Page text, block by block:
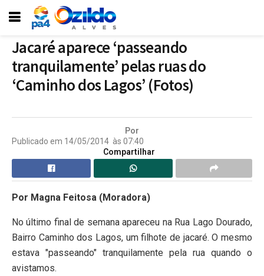
Jacaré aparece ‘passeando
tranquilamente’ pelas ruas do
‘Caminho dos Lagos’ (Fotos)
Por
Publicado em 14/05/2014 às 07:40
Compartilhar
Por Magna Feitosa (Moradora)
No último final de semana apareceu na Rua Lago Dourado,
Bairro Caminho dos Lagos, um filhote de jacaré. O mesmo
estava "passeando" tranquilamente pela rua quando o
avistamos.